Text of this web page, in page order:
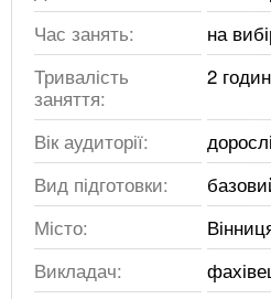
Час занять:
на
Тривалість
заняття:
2
Вік аудиторії:
дорослі
Вид підготовки:
Місто:
Викладач: